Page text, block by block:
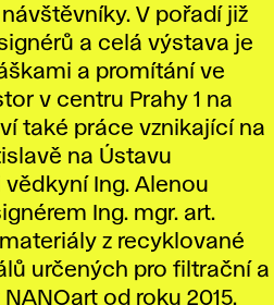
V pořadí již
a celá výstava je
a promítání ve
v centru Prahy 1 na
také práce vznikající na
na Ústavu
Ing. Alenou
Ing. mgr. art.
z recyklované
určených pro filtrační a
od roku 2015.